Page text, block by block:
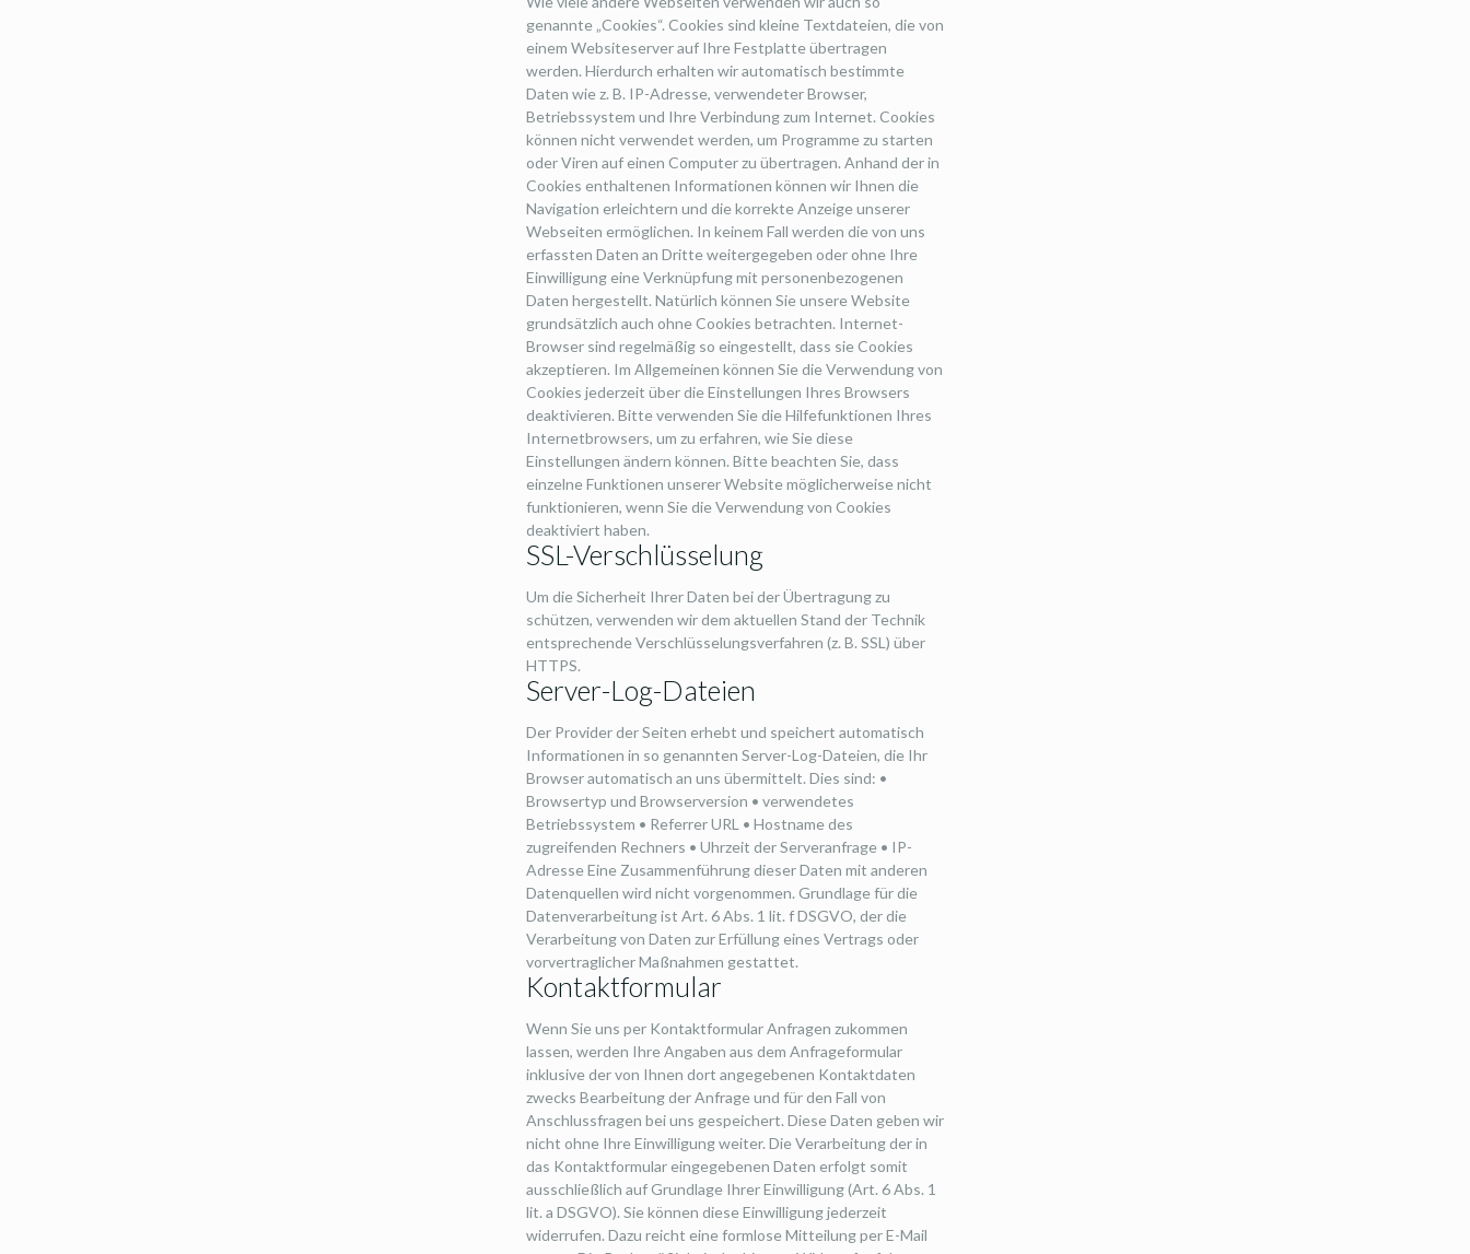
genannte „Cookies“. Cookies sind kleine Textdateien, die von
einem Websiteserver auf Ihre Festplatte übertragen
werden. Hierdurch erhalten wir automatisch bestimmte
Daten wie z. B. IP-Adresse, verwendeter Browser,
Betriebssystem und Ihre Verbindung zum Internet. Cookies
können nicht verwendet werden, um Programme zu starten
oder Viren auf einen Computer zu übertragen. Anhand der in
Cookies enthaltenen Informationen können wir Ihnen die
Navigation erleichtern und die korrekte Anzeige unserer
Webseiten ermöglichen. In keinem Fall werden die von uns
erfassten Daten an Dritte weitergegeben oder ohne Ihre
Einwilligung eine Verknüpfung mit personenbezogenen
Daten hergestellt. Natürlich können Sie unsere Website
grundsätzlich auch ohne Cookies betrachten. Internet-
Browser sind regelmäßig so eingestellt, dass sie Cookies
akzeptieren. Im Allgemeinen können Sie die Verwendung von
Cookies jederzeit über die Einstellungen Ihres Browsers
deaktivieren. Bitte verwenden Sie die Hilfefunktionen Ihres
Internetbrowsers, um zu erfahren, wie Sie diese
Einstellungen ändern können. Bitte beachten Sie, dass
einzelne Funktionen unserer Website möglicherweise nicht
funktionieren, wenn Sie die Verwendung von Cookies
deaktiviert haben.
SSL-Verschlüsselung
Um die Sicherheit Ihrer Daten bei der Übertragung zu
schützen, verwenden wir dem aktuellen Stand der Technik
entsprechende Verschlüsselungsverfahren (z. B. SSL) über
HTTPS.
Server-Log-Dateien
Der Provider der Seiten erhebt und speichert automatisch
Informationen in so genannten Server-Log-Dateien, die Ihr
Browser automatisch an uns übermittelt. Dies sind: •
Browsertyp und Browserversion • verwendetes
Betriebssystem • Referrer URL • Hostname des
zugreifenden Rechners • Uhrzeit der Serveranfrage • IP-
Adresse Eine Zusammenführung dieser Daten mit anderen
Datenquellen wird nicht vorgenommen. Grundlage für die
Datenverarbeitung ist Art. 6 Abs. 1 lit. f DSGVO, der die
Verarbeitung von Daten zur Erfüllung eines Vertrags oder
vorvertraglicher Maßnahmen gestattet.
Kontaktformular
Wenn Sie uns per Kontaktformular Anfragen zukommen
lassen, werden Ihre Angaben aus dem Anfrageformular
inklusive der von Ihnen dort angegebenen Kontaktdaten
zwecks Bearbeitung der Anfrage und für den Fall von
Anschlussfragen bei uns gespeichert. Diese Daten geben wir
nicht ohne Ihre Einwilligung weiter. Die Verarbeitung der in
das Kontaktformular eingegebenen Daten erfolgt somit
ausschließlich auf Grundlage Ihrer Einwilligung (Art. 6 Abs. 1
lit. a DSGVO). Sie können diese Einwilligung jederzeit
widerrufen. Dazu reicht eine formlose Mitteilung per E-Mail